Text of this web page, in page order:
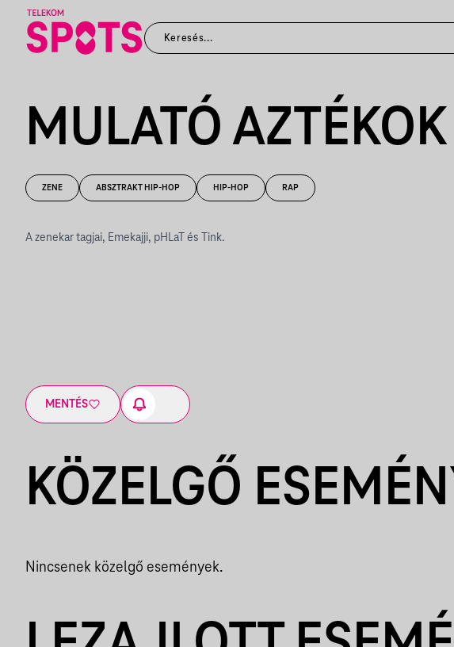
MULATÓ AZTÉKOK
ZENE ABSZTRAKT HIP-HOP HIP-HOP RAP
A zenekar tagjai, Emekajji, pHLaT és Tink.
MENTÉS
KÖZELGŐ
Nincsenek közelgő események.